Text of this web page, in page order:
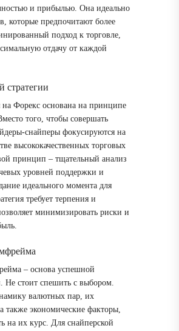
и прибылью. Она идеально
которые предпочитают более
подход к торговле,
отдачу от каждой
стратегии
на Форекс основана на принципе
того, чтобы совершать
снайперы фокусируются на
высококачественных торговых
принцип – тщательный анализ
уровней поддержки и
идеального момента для
требует терпения и
минимизировать риски и
– основа успешной
Не стоит спешить с выбором.
валютных пар, их
также экономические факторы,
на их курс. Для снайперской